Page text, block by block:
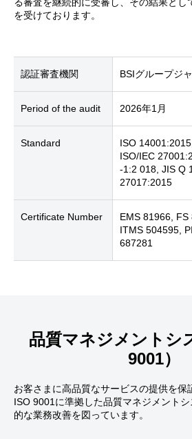
を受けております。
認証審査機関 BSIグループジ
Period of the audit 2026年1月
Standard
ISO
ISO/IEC
-1:2 018, JIS Q
27017:2015
Certificate Number
EMS 81966, FS
ITMS 504595,
687281
品質マネジメントシ
9001）
お客さまに高品質なサービスの提供を保
ISO 9001に準拠した品質マネジメント
的な業務改善を図っています。